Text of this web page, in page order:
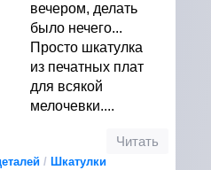
вечером, делать
было нечего...
Просто шкатулка
из печатных плат
для всякой
мелочевки....
Читать
/ Шкатулки